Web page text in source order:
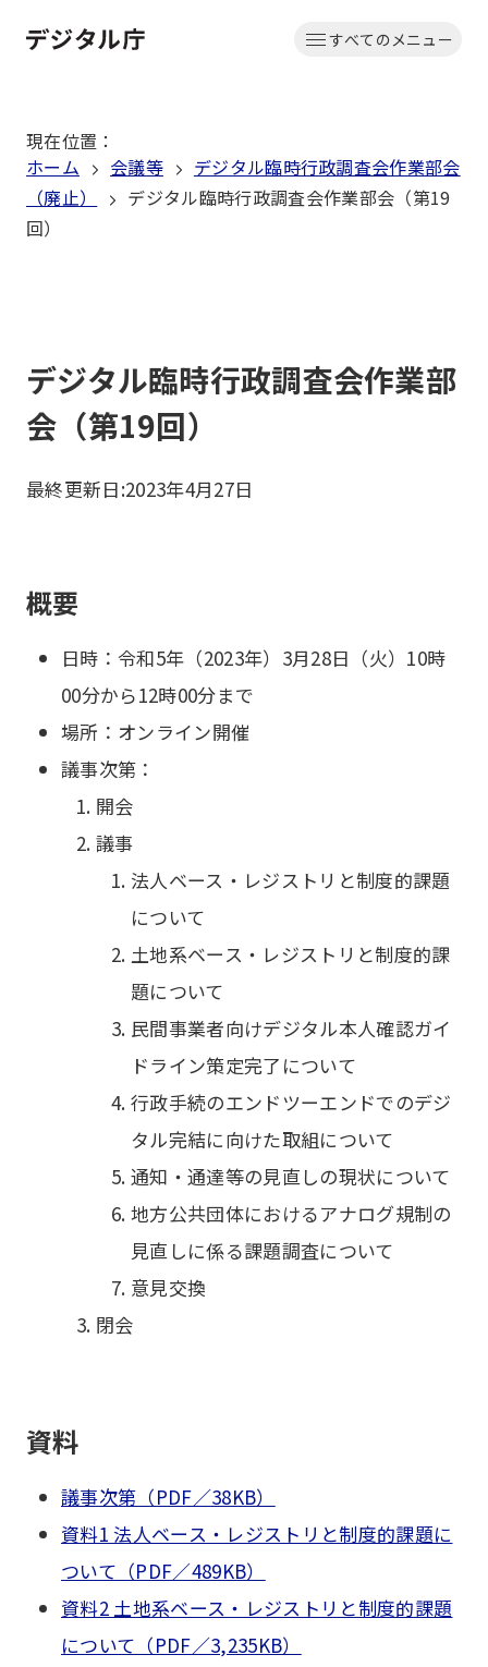
文
動
すべてのメニュー
現在位置 ：
ホーム
会議等
デジタル臨時行政調査会作業部会
（廃止）
デジタル臨時行政調査会作業部会（第19
回）
デジタル臨時行政調査会作業部
会（第19回）
最終更新日:2023年4月27日
概要
日時：令和5年（2023年）3月28日（火）10時
00分から12時00分まで
場所：オンライン開催
議事次第：
開会
議事
法人ベース・レジストリと制度的課題
について
土地系ベース・レジストリと制度的課
題について
民間事業者向けデジタル本人確認ガイ
ドライン策定完了について
行政手続のエンドツーエンドでのデジ
タル完結に向けた取組について
通知・通達等の見直しの現状について
地方公共団体におけるアナログ規制の
見直しに係る課題調査について
意見交換
閉会
資料
議事次第（PDF／38KB）
資料1 法人ベース・レジストリと制度的課題に
ついて（PDF／489KB）
資料2 土地系ベース・レジストリと制度的課題
について（PDF／3,235KB）